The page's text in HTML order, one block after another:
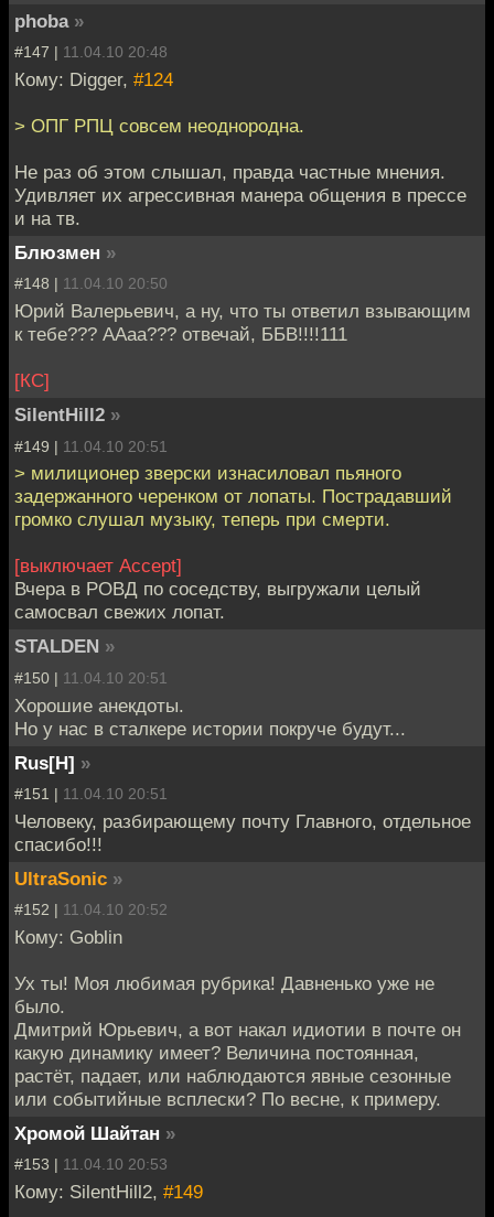
phoba »
#147 | 11.04.10 20:48
Кому: Digger, #124
> ОПГ РПЦ совсем неоднородна.
Не раз об этом слышал, правда частные мнения.
Удивляет их агрессивная манера общения в прессе
и на тв.
Блюзмен »
#148 | 11.04.10 20:50
Юрий Валерьевич, а ну, что ты ответил взывающим
к тебе??? ААаа??? отвечай, ББВ!!!!111
[КС]
SilentHill2 »
#149 | 11.04.10 20:51
> милиционер зверски изнасиловал пьяного
задержанного черенком от лопаты. Пострадавший
громко слушал музыку, теперь при смерти.
[выключает Accept]
Вчера в РОВД по соседству, выгружали целый
самосвал свежих лопат.
STALDEN »
#150 | 11.04.10 20:51
Хорошие анекдоты.
Но у нас в сталкере истории покруче будут...
Rus[H] »
#151 | 11.04.10 20:51
Человеку, разбирающему почту Главного, отдельное
спасибо!!!
UltraSonic »
#152 | 11.04.10 20:52
Кому: Goblin
Ух ты! Моя любимая рубрика! Давненько уже не
было.
Дмитрий Юрьевич, а вот накал идиотии в почте он
какую динамику имеет? Величина постоянная,
растёт, падает, или наблюдаются явные сезонные
или событийные всплески? По весне, к примеру.
Хромой Шайтан »
#153 | 11.04.10 20:53
Кому: SilentHill2, #149